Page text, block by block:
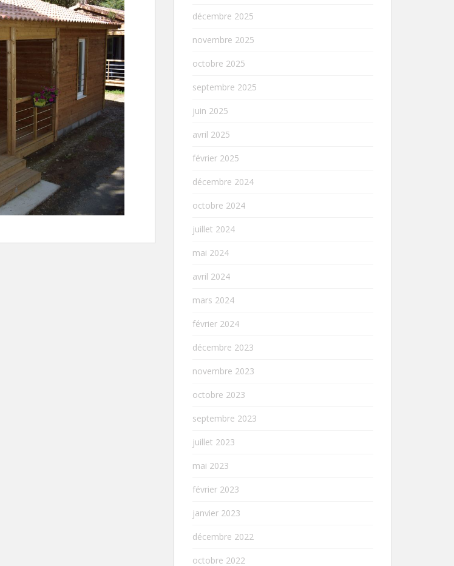
décembre 2025
novembre 2025
octobre 2025
septembre 2025
juin 2025
avril 2025
février 2025
décembre 2024
octobre 2024
juillet 2024
mai 2024
avril 2024
mars 2024
février 2024
décembre 2023
novembre 2023
octobre 2023
septembre 2023
juillet 2023
mai 2023
février 2023
janvier 2023
décembre 2022
octobre 2022